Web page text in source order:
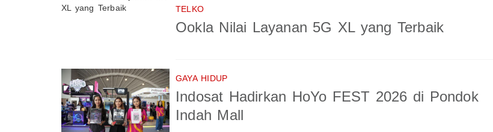
TELKO
Ookla Nilai Layanan 5G XL yang Terbaik
GAYA HIDUP
Indosat Hadirkan HoYo FEST 2026 di Pondok
Indah Mall